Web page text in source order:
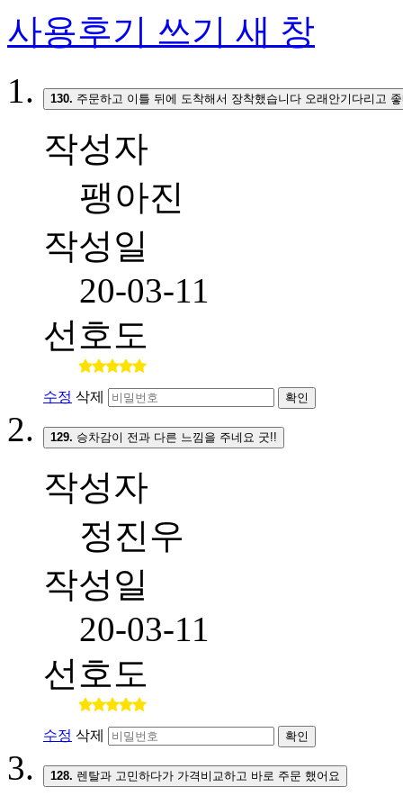
사용후기 쓰기 새 창
130. 주문하고 이틀 뒤에 도착해서 장착했습니다 오래안기다리고
작성자
팽아진
작성일
20-03-11
선호도
수정 삭제 확인
129. 승차감이 전과 다른 느낌을 주네요 굿!!
작성자
정진우
작성일
20-03-11
선호도
수정 삭제 확인
128. 렌탈과 고민하다가 가격비교하고 바로 주문 했어요